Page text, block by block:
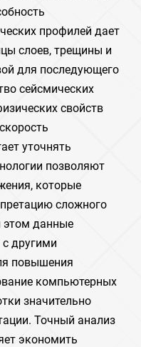
профилей дает
слоев, трещины и
для последующего
сейсмических
свойств
уточнять
позволяют
которые
сложного
этом данные
другими
повышения
компьютерных
значительно
Точный анализ
экономить